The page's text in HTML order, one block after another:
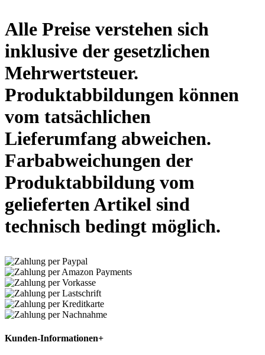
Alle Preise verstehen sich
inklusive der gesetzlichen
Mehrwertsteuer.
Produktabbildungen können
vom tatsächlichen
Lieferumfang abweichen.
Farbabweichungen der
Produktabbildung vom
gelieferten Artikel sind
technisch bedingt möglich.
Kunden-Informationen+